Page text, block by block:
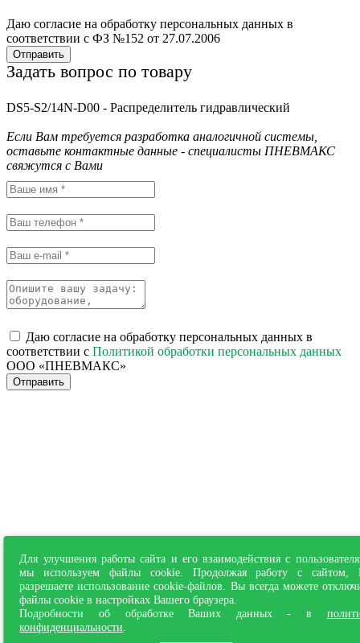
Для улучшения работы сайта и его взаимодействия с
мы используем файлы cookie. Продолжая работу с сайтом,
разрешаете использование cookie-файлов. Вы всегда можете
файлы cookie в настройках Вашего браузера.
Подробности об обработке Ваших данных - в
конфиденциальности
Даю согласие на обработку персональных данных в
соответствии с ФЗ №152 от 27.07.2006
Отправить
Задать вопрос по товару
DS5-S2/14N-D00 - Распределитель гидравлический
Если Вам требуется разработка аналогичной системы,
оставьте контактные данные - специалисты ПНЕВМАКС
свяжутся с Вами
Даю согласие на обработку персональных данных в
соответствии с Политикой обработки персональных данных
ООО «ПНЕВМАКС»
Отправить